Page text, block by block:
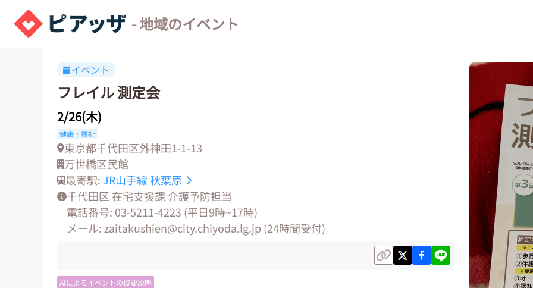
- 地域のイベント
イベント
フレイル 測定会
2/26(木)
健康・福祉
東京都千代田区外神田1-1-13
万世橋区民館
最寄駅:JR山手線秋葉原
千代田区 在宅支援課 介護予防担当
電話番号: 03-5211-4223 (平日9時~17時)
メール: zaitakushien@city.chiyoda.lg.jp (24時間受付)
AIによるイベントの概要説明